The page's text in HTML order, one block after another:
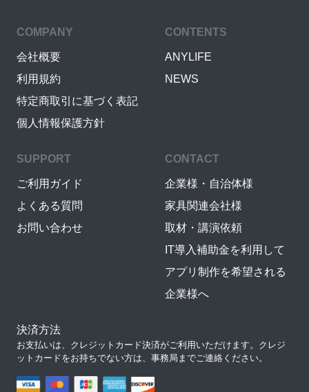
COMPANY
会社概要
利用規約
特定商取引に基づく表記
個人情報保護方針
CONTENTS
ANYLIFE
NEWS
SUPPORT
ご利用ガイド
よくある質問
お問い合わせ
CONTACT
企業様・自治体様
家具関連会社様
取材・講演依頼
IT導入補助金を利用して
アプリ制作を希望される
企業様へ
決済方法
お支払いは、クレジットカード決済がご利用いただけます。クレジ
ットカードをお持ちでない方は、事務局までご連絡ください。